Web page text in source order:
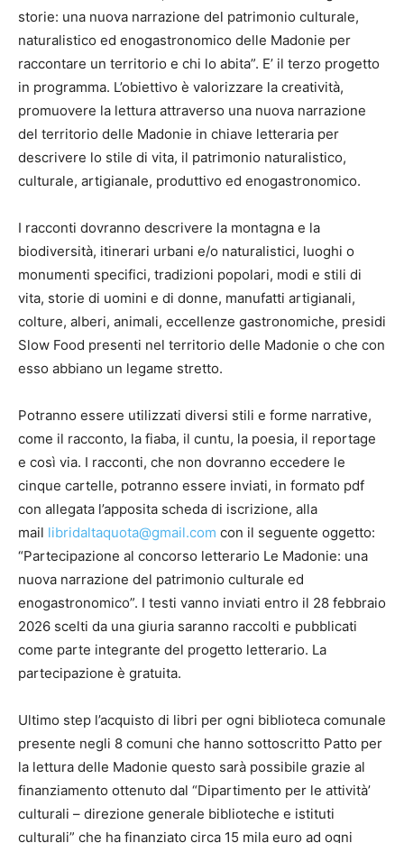
storie: una nuova narrazione del patrimonio culturale,
naturalistico ed enogastronomico delle Madonie per
raccontare un territorio e chi lo abita”. E’ il terzo progetto
in programma. L’obiettivo è valorizzare la creatività,
promuovere la lettura attraverso una nuova narrazione
del territorio delle Madonie in chiave letteraria per
descrivere lo stile di vita, il patrimonio naturalistico,
culturale, artigianale, produttivo ed enogastronomico.
I racconti dovranno descrivere la montagna e la
biodiversità, itinerari urbani e/o naturalistici, luoghi o
monumenti specifici, tradizioni popolari, modi e stili di
vita, storie di uomini e di donne, manufatti artigianali,
colture, alberi, animali, eccellenze gastronomiche, presidi
Slow Food presenti nel territorio delle Madonie o che con
esso abbiano un legame stretto.
Potranno essere utilizzati diversi stili e forme narrative,
come il racconto, la fiaba, il cuntu, la poesia, il reportage
e così via. I racconti, che non dovranno eccedere le
cinque cartelle, potranno essere inviati, in formato pdf
con allegata l’apposita scheda di iscrizione, alla
mail libridaltaquota@gmail.com con il seguente oggetto:
“Partecipazione al concorso letterario Le Madonie: una
nuova narrazione del patrimonio culturale ed
enogastronomico”. I testi vanno inviati entro il 28 febbraio
2026 scelti da una giuria saranno raccolti e pubblicati
come parte integrante del progetto letterario. La
partecipazione è gratuita.
Ultimo step l’acquisto di libri per ogni biblioteca comunale
presente negli 8 comuni che hanno sottoscritto Patto per
la lettura delle Madonie questo sarà possibile grazie al
finanziamento ottenuto dal “Dipartimento per le attività’
culturali – direzione generale biblioteche e istituti
culturali” che ha finanziato circa 15 mila euro ad ogni